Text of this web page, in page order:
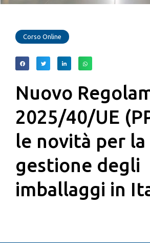
Corso Online
Nuovo
2025/40/UE
le novità per la
gestione degli
imballaggi in